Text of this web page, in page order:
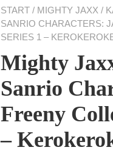
START / MIGHTY JAXX /
SANRIO CHARACTERS:
SERIES 1 –
Mighty
Sanrio
Freeny
–